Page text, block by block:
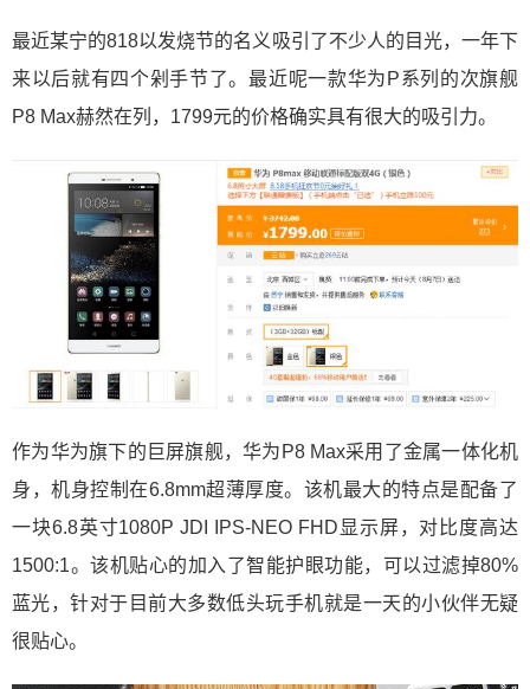
最近某宁的818以发烧节的名义吸引了不少人的目光，一年下
来以后就有四个剁手节了。最近呢一款华为P系列的次旗舰
P8 Max赫然在列，1799元的价格确实具有很大的吸引力。
作为华为旗下的巨屏旗舰，华为P8 Max采用了金属一体化机
身，机身控制在6.8mm超薄厚度。该机最大的特点是配备了
一块6.8英寸1080P JDI IPS-NEO FHD显示屏，对比度高达
1500:1。该机贴心的加入了智能护眼功能，可以过滤掉80%
蓝光，针对于目前大多数低头玩手机就是一天的小伙伴无疑
很贴心。